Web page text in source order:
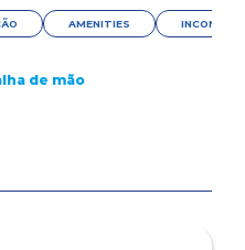
AMENITIES
de mão